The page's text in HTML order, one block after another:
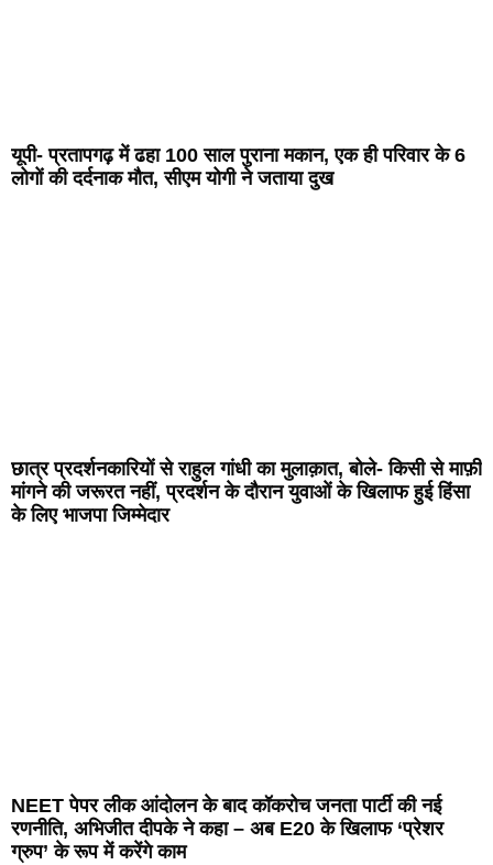
यूपी- प्रतापगढ़ में ढहा 100 साल पुराना मकान, एक ही परिवार के 6
लोगों की दर्दनाक मौत, सीएम योगी ने जताया दुख
छात्र प्रदर्शनकारियों से राहुल गांधी का मुलाक़ात, बोले- किसी से माफ़ी
मांगने की जरूरत नहीं, प्रदर्शन के दौरान युवाओं के खिलाफ हुई हिंसा
के लिए भाजपा जिम्मेदार
NEET पेपर लीक आंदोलन के बाद कॉकरोच जनता पार्टी की नई
रणनीति, अभिजीत दीपके ने कहा – अब E20 के खिलाफ ‘प्रेशर
ग्रुप’ के रूप में करेंगे काम